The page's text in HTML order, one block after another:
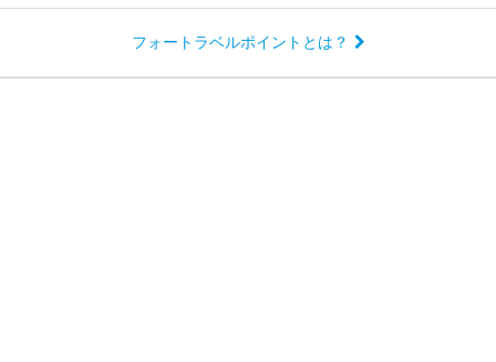
フォートラベルポイントとは？